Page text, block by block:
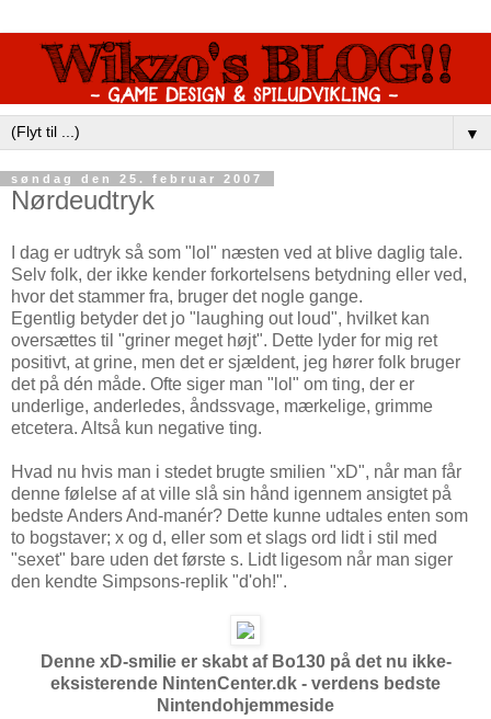
▼
søndag den 25. februar 2007
Nørdeudtryk
I dag er udtryk så som "lol" næsten ved at blive daglig tale.
Selv folk, der ikke kender forkortelsens betydning eller ved,
hvor det stammer fra, bruger det nogle gange.
Egentlig betyder det jo "laughing out loud", hvilket kan
oversættes til "griner meget højt". Dette lyder for mig ret
positivt, at grine, men det er sjældent, jeg hører folk bruger
det på dén måde. Ofte siger man "lol" om ting, der er
underlige, anderledes, åndssvage, mærkelige, grimme
etcetera. Altså kun negative ting.
Hvad nu hvis man i stedet brugte smilien "xD", når man får
denne følelse af at ville slå sin hånd igennem ansigtet på
bedste Anders And-manér? Dette kunne udtales enten som
to bogstaver; x og d, eller som et slags ord lidt i stil med
"sexet" bare uden det første s. Lidt ligesom når man siger
den kendte Simpsons-replik "d'oh!".
Denne xD-smilie er skabt af Bo130 på det nu ikke-
eksisterende NintenCenter.dk - verdens bedste
Nintendohjemmeside